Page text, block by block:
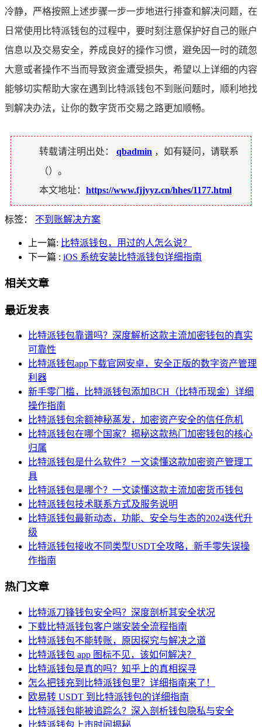
冷静，严格按照上述步骤一步一步地进行排查和解决问题，在
日常使用比特派钱包的过程中，要时刻注意保护好自己的账户
信息以及交易安全，养成良好的操作习惯，避免因一时的疏忽
大意或者操作不当而导致资金遭受损失，希望以上详细的内容
能够切实帮助大家在遇到比特派钱包不到账问题时，顺利地找
到解决办法，让你的数字货币交易之路更加顺畅。
转载请注明出处： qbadmin ，如有疑问，请联系
（）。
本文地址： https://www.fjjyyz.cn/hhes/1177.html
标签： 不到账解决方案
上一篇: 比特派钱包，用过的人怎么说？
下一篇 : iOS 系统安装比特派钱包详细指南
相关文章
最近发表
比特派钱包靠谱吗？深度解析这款主流加密钱包的真实
可靠性
比特派钱包app下载官网安卓，安全正版的数字资产管理
利器
新手零门槛，比特派钱包添加BCH（比特币现金）详细
操作指南
比特派钱包余额神秘蒸发，加密资产安全的信任危机
比特派钱包在哪个国家？揭秘这款热门加密钱包的核心
归属
比特派钱包是什么软件？一文读懂这款加密资产管理工
具
比特派钱包是哪个？一文读懂这款主流加密货币钱包
比特派钱包技术联系方式及服务说明
比特派钱包最新动态，功能、安全与生态的2024迭代升
级
比特派钱包接收不同类型USDT全攻略，新手零失误操
作指南
热门文章
比特派刀锋钱包安全吗？深度剖析其安全状况
下载比特派钱包客户端安装全流程指南
比特派钱包不能转账，原因探究与解决之道
比特派钱包 app 图标不见，该如何解决？
比特派钱包是真的吗？知乎上的真相探寻
怎么把钱充到比特派钱包里？详细指南来了！
欧易转 USDT 到比特派钱包的详细指南
比特派钱包能被追踪么？深入剖析钱包隐私与安全
比特派钱包上市时间揭秘